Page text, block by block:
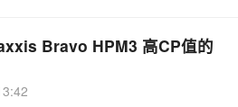
Bravo HPM3 高CP值的